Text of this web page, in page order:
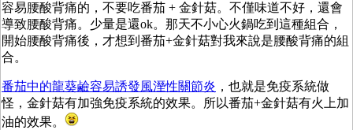
容易腰酸背痛的，不要吃番茄 + 金針菇。不僅味道不好，還會
導致腰酸背痛。少量是還ok。那天不小心火鍋吃到這種組合，
開始腰酸背痛後，才想到番茄+金針菇對我來說是腰酸背痛的組
合。
番茄中的龍葵鹼容易誘發風溼性關節炎 ，也就是免疫系統做
怪，金針菇有加強免疫系統的效果。所以番茄+金針菇有火上加
油的效果。